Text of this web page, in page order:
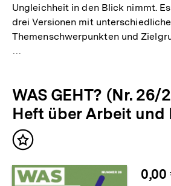
Ungleichheit in den Blick nimmt.
drei Versionen mit
Themenschwerpunkten und
…
WAS GEHT? (Nr. 26/
Heft über Arbeit und
Inhalt
0,00